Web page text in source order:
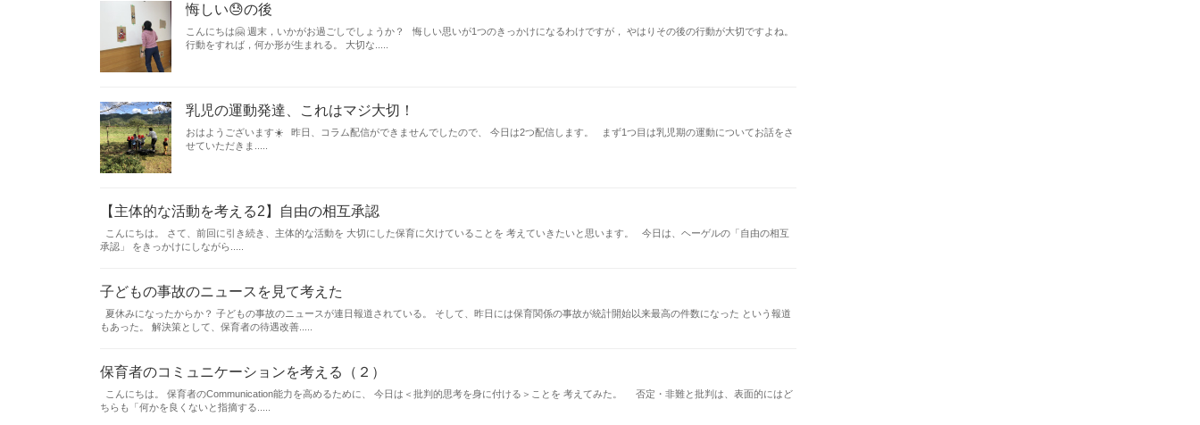
悔しい😓の後
こんにちは🤗 週末，いかがお過ごしでしょうか？ 悔しい思いが1つのきっかけになるわけですが， やはりその後の行動が大切ですよね。
行動をすれば，何か形が生まれる。 大切な.....
乳児の運動発達、これはマジ大切！
おはようございます☀️ 昨日、コラム配信ができませんでしたので、 今日は2つ配信します。 まず1つ目は乳児期の運動についてお話をさ
せていただきま.....
【主体的な活動を考える2】自由の相互承認
こんにちは。 さて、前回に引き続き、主体的な活動を 大切にした保育に欠けていることを 考えていきたいと思います。 今日は、ヘーゲルの「自由の相互
承認」 をきっかけにしながら.....
子どもの事故のニュースを見て考えた
夏休みになったからか？ 子どもの事故のニュースが連日報道されている。 そして、昨日には保育関係の事故が統計開始以来最高の件数になった という報道
もあった。 解決策として、保育者の待遇改善.....
保育者のコミュニケーションを考える（２）
こんにちは。 保育者のCommunication能力を高めるために、 今日は＜批判的思考を身に付ける＞ことを 考えてみた。 否定・非難と批判は、表面的にはど
ちらも「何かを良くないと指摘する.....